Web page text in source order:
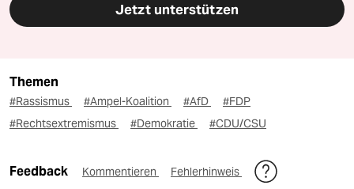
Jetzt unterstützen
Themen
#Rassismus #Ampel-Koalition #AfD
#FDP
#Rechtsextremismus
#Demokratie #CDU/CSU
Feedback Kommentieren Fehlerhinweis